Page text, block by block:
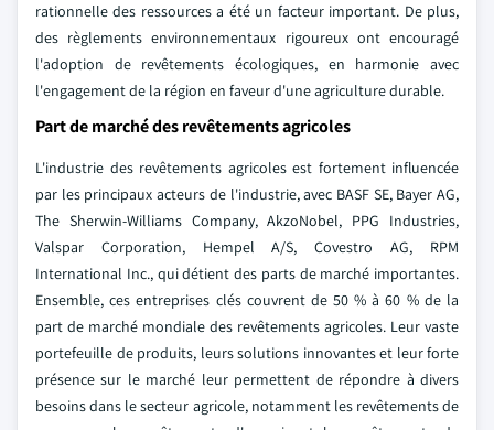
rationnelle des ressources a été un facteur important. De plus,
des règlements environnementaux rigoureux ont encouragé
l'adoption de revêtements écologiques, en harmonie avec
l'engagement de la région en faveur d'une agriculture durable.
Part de marché des revêtements agricoles
L'industrie des revêtements agricoles est fortement influencée
par les principaux acteurs de l'industrie, avec BASF SE, Bayer AG,
The Sherwin-Williams Company, AkzoNobel, PPG Industries,
Valspar Corporation, Hempel A/S, Covestro AG, RPM
International Inc., qui détient des parts de marché importantes.
Ensemble, ces entreprises clés couvrent de 50 % à 60 % de la
part de marché mondiale des revêtements agricoles. Leur vaste
portefeuille de produits, leurs solutions innovantes et leur forte
présence sur le marché leur permettent de répondre à divers
besoins dans le secteur agricole, notamment les revêtements de